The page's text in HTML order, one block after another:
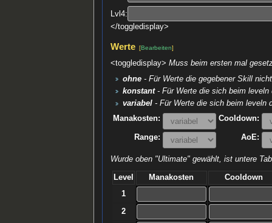
Lvl4:
</toggledisplay>
Werte [Bearbeiten]
<toggledisplay> Muss beim ersten mal
ohne - Für Werte die gegebener Skill
konstant- Für Werte die sich beim leveln
variabel - Für Werte die sich beim leveln
Manakosten:
Cooldown:
Range: AoE:
Wurde oben "Ultimate" gewählt, ist untere
Level Manakosten
Cooldown
1
2